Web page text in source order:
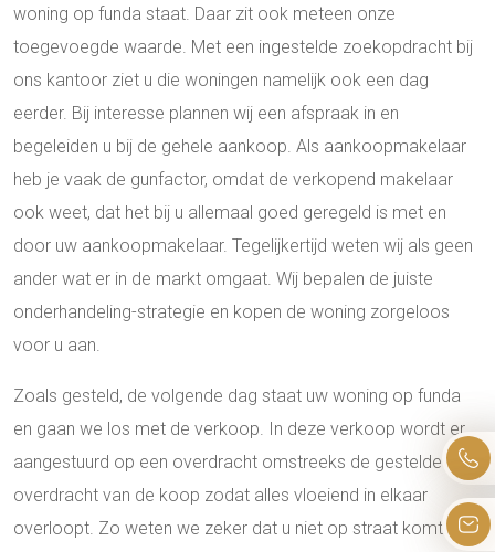
woning op funda staat. Daar zit ook meteen onze
toegevoegde waarde. Met een ingestelde zoekopdracht bij
ons kantoor ziet u die woningen namelijk ook een dag
eerder. Bij interesse plannen wij een afspraak in en
begeleiden u bij de gehele aankoop. Als aankoopmakelaar
heb je vaak de gunfactor, omdat de verkopend makelaar
ook weet, dat het bij u allemaal goed geregeld is met en
door uw aankoopmakelaar. Tegelijkertijd weten wij als geen
ander wat er in de markt omgaat. Wij bepalen de juiste
onderhandeling-strategie en kopen de woning zorgeloos
voor u aan.
Zoals gesteld, de volgende dag staat uw woning op funda
en gaan we los met de verkoop. In deze verkoop wordt er
aangestuurd op een overdracht omstreeks de gestelde
overdracht van de koop zodat alles vloeiend in elkaar
overloopt. Zo weten we zeker dat u niet op straat komt te